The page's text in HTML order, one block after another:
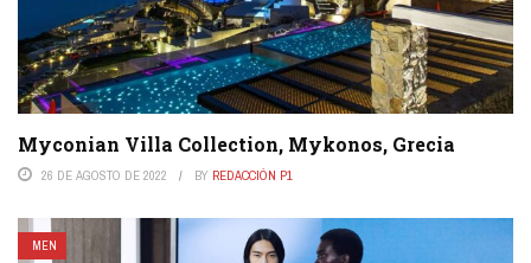
Myconian Villa Collection, Mykonos, Grecia
26 DE AGOSTO DE 2022 BY REDACCIÓN P1
MEN